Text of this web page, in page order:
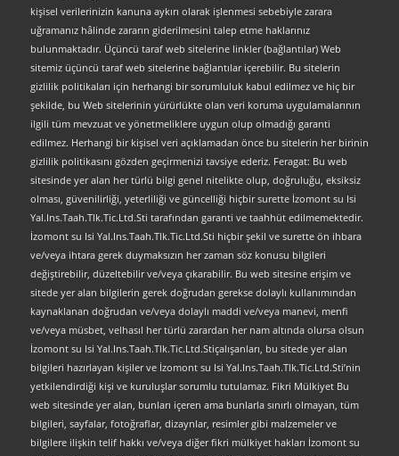
kişisel verilerinizin kanuna aykırı olarak işlenmesi sebebiyle zarara
uğramanız hâlinde zararın giderilmesini talep etme haklarınız
bulunmaktadır. Üçüncü taraf web sitelerine linkler (bağlantılar) Web
sitemiz üçüncü taraf web sitelerine bağlantılar içerebilir. Bu sitelerin
gizlilik politikaları için herhangi bir sorumluluk kabul edilmez ve hiç bir
şekilde, bu Web sitelerinin yürürlükte olan veri koruma uygulamalarının
ilgili tüm mevzuat ve yönetmeliklere uygun olup olmadığı garanti
edilmez. Herhangi bir kişisel veri açıklamadan önce bu sitelerin her birinin
gizlilik politikasını gözden geçirmenizi tavsiye ederiz. Feragat: Bu web
sitesinde yer alan her türlü bilgi genel nitelikte olup, doğruluğu, eksiksiz
olması, güvenilirliği, yeterliliği ve güncelliği hiçbir surette İzomont su Isi
Yal.Ins.Taah.Tlk.Tic.Ltd.Sti tarafından garanti ve taahhüt edilmemektedir.
İzomont su Isi Yal.Ins.Taah.Tlk.Tic.Ltd.Sti hiçbir şekil ve surette ön ihbara
ve/veya ihtara gerek duymaksızın her zaman söz konusu bilgileri
değiştirebilir, düzeltebilir ve/veya çıkarabilir. Bu web sitesine erişim ve
sitede yer alan bilgilerin gerek doğrudan gerekse dolaylı kullanımından
kaynaklanan doğrudan ve/veya dolaylı maddi ve/veya manevi, menfi
ve/veya müsbet, velhasıl her türlü zarardan her nam altında olursa olsun
İzomont su Isi Yal.Ins.Taah.Tlk.Tic.Ltd.Stiçalışanları, bu sitede yer alan
bilgileri hazırlayan kişiler ve İzomont su Isi Yal.Ins.Taah.Tlk.Tic.Ltd.Sti’nin
yetkilendirdiği kişi ve kuruluşlar sorumlu tutulamaz. Fikri Mülkiyet Bu
web sitesinde yer alan, bunları içeren ama bunlarla sınırlı olmayan, tüm
bilgileri, sayfalar, fotoğraflar, dizaynlar, resimler gibi malzemeler ve
bilgilere ilişkin telif hakkı ve/veya diğer fikri mülkiyet hakları İzomont su